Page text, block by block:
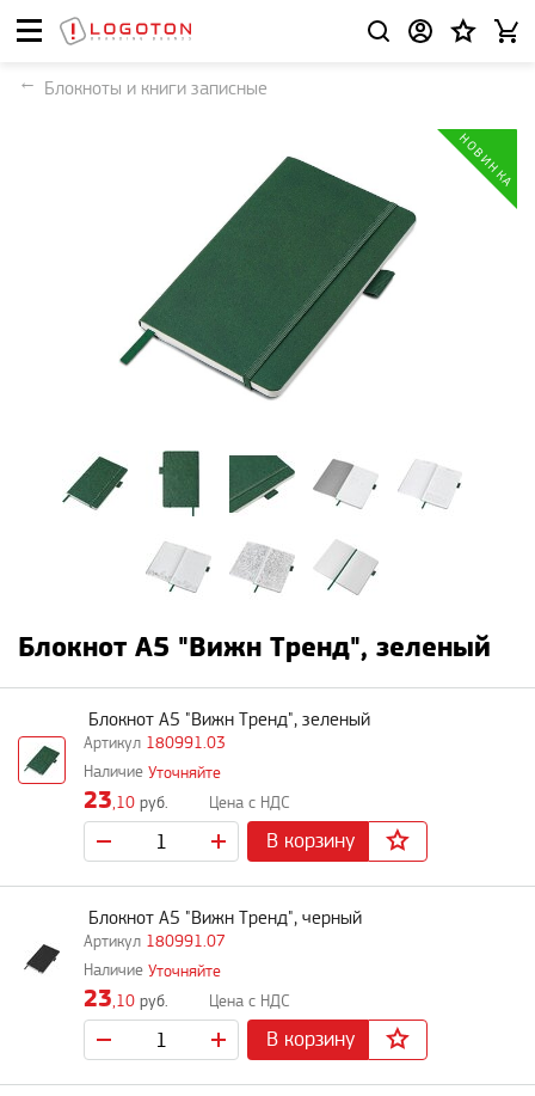
Блокноты и книги записные
Блокнот A5 "Вижн Тренд", зеленый
180991.03
Блокнот A5 "Вижн Тренд", зеленый
Уточняйте
23,10 руб.
В корзину
180991.07
Блокнот A5 "Вижн Тренд", черный
Уточняйте
23,10 руб.
В корзину